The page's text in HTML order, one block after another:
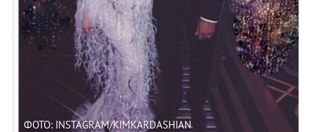
ФОТО: INSTAGRAM/KIMKARDASHIAN